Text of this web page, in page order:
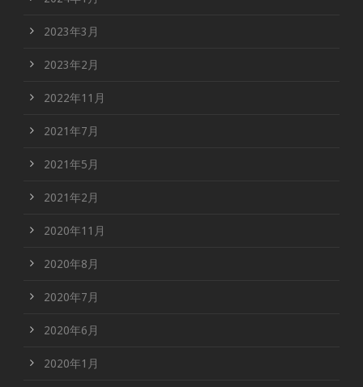
2023年3月
2023年2月
2022年11月
2021年7月
2021年5月
2021年2月
2020年11月
2020年8月
2020年7月
2020年6月
2020年1月